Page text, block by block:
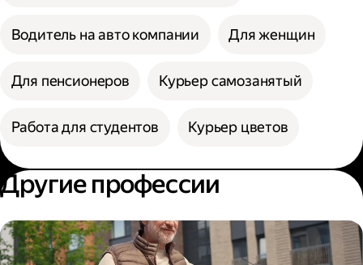
Водитель на авто компании Для женщин
Для пенсионеров Курьер самозанятый
Работа для студентов Курьер цветов
Другие профессии